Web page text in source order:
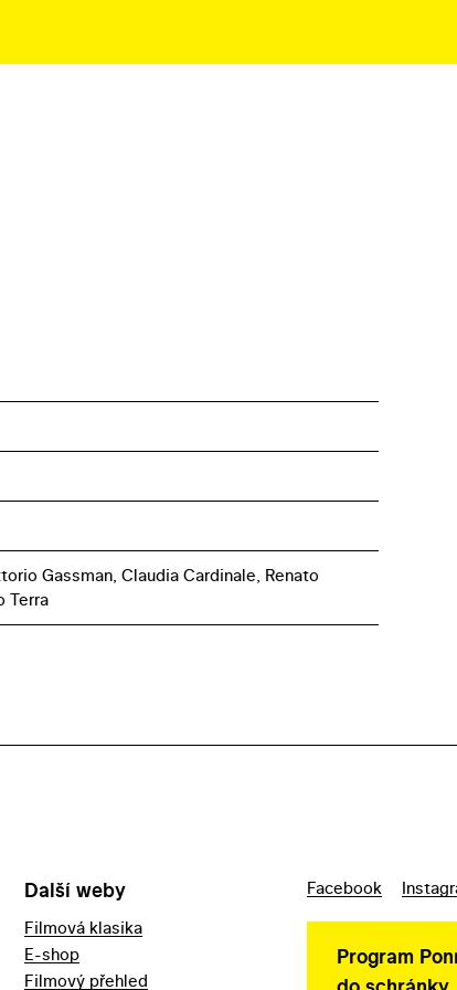
Gassman, Claudia Cardinale, Renato
Terra
Další weby
Filmová klasika
E-shop
Filmový přehled
Facebook
Program